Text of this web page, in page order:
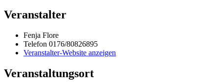
Veranstalter
Fenja Flore
Telefon 0176/80826895
Veranstalter-Website anzeigen
Veranstaltungsort